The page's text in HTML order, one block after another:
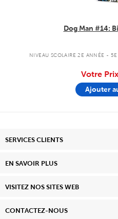
Dog Man #14:
NIVEAU SCOLAIRE 2E ANNÉE -
Votre Prix
Ajouter
SERVICES CLIENTS
EN SAVOIR PLUS
VISITEZ NOS SITES WEB
CONTACTEZ-NOUS